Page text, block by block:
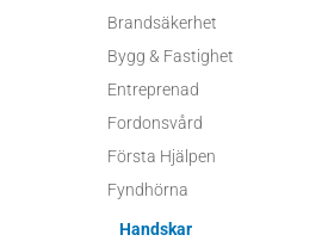
Brandsäkerhet
Bygg & Fastighet
Entreprenad
Fordonsvård
Första Hjälpen
Fyndhörna
Handskar